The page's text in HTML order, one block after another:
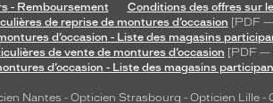
- Remboursement Conditions des offres sur
de reprise de montures d’occasion [PDF
d’occasion - Liste des magasins
de vente de montures d’occasion [PDF —
d’occasion - Liste des magasins
Nantes - Opticien Strasbourg - Opticien Lille -